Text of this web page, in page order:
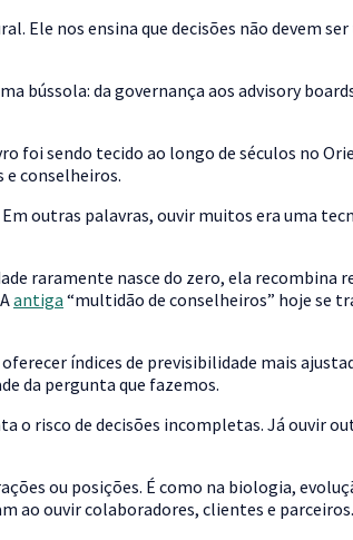
nos ensina que decisões não devem
da governança aos advisory
foi sendo tecido ao longo de séculos no
e conselheiros.
outras palavras, ouvir muitos era uma
raramente nasce do zero, ela recombina
antiga “multidão de conselheiros” hoje se
índices de previsibilidade mais
da pergunta que fazemos.
o risco de decisões incompletas. Já ouvir
ou posições. É como na biologia,
ao ouvir colaboradores, clientes e parceiros.